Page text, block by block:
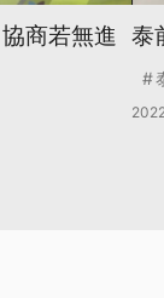
商若無進
泰